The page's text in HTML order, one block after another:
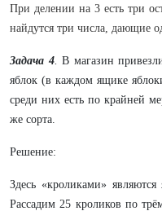
При делении на 3 есть три
найдутся три числа, дающие
Задача 4. В магазин
яблок (в каждом ящике
среди них есть по крайней
же сорта.
Решение:
Здесь «кроликами»
Рассадим 25 кроликов по